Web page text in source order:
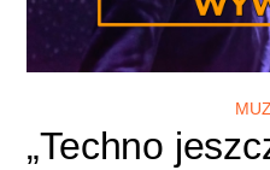
„Techno